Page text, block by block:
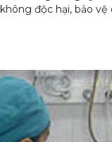
độc hại, bảo